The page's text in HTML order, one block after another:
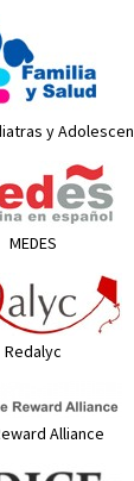
y
MEDES
Redalyc
Alliance